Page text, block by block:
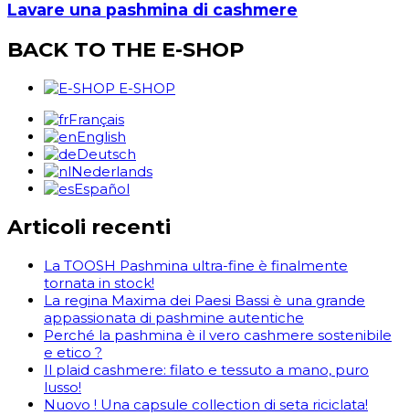
Lavare una pashmina di cashmere
BACK TO THE E-SHOP
E-SHOP
Français
English
Deutsch
Nederlands
Español
Articoli recenti
La TOOSH Pashmina ultra-fine è finalmente
tornata in stock!
La regina Maxima dei Paesi Bassi è una grande
appassionata di pashmine autentiche
Perché la pashmina è il vero cashmere sostenibile
e etico ?
Il plaid cashmere: filato e tessuto a mano, puro
lusso!
Nuovo ! Una capsule collection di seta riciclata!